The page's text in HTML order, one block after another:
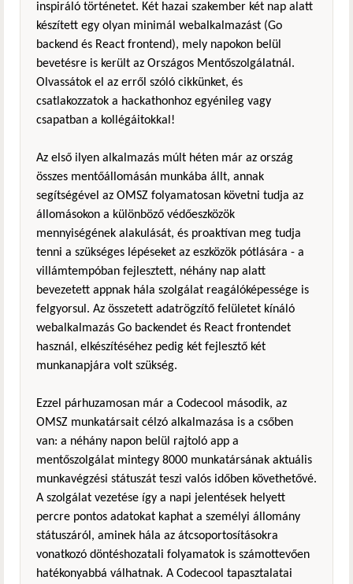
inspiráló történetet. Két hazai szakember két nap alatt
készített egy olyan minimál webalkalmazást (Go
backend és React frontend), mely napokon belül
bevetésre is került az Országos Mentőszolgálatnál.
Olvassátok el az erről szóló cikkünket, és
csatlakozzatok a hackathonhoz egyénileg vagy
csapatban a kollégáitokkal!
Az első ilyen alkalmazás múlt héten már az ország
összes mentőállomásán munkába állt, annak
segítségével az OMSZ folyamatosan követni tudja az
állomásokon a különböző védőeszközök
mennyiségének alakulását, és proaktívan meg tudja
tenni a szükséges lépéseket az eszközök pótlására - a
villámtempóban fejlesztett, néhány nap alatt
bevezetett appnak hála szolgálat reagálóképessége is
felgyorsul. Az összetett adatrögzítő felületet kínáló
webalkalmazás Go backendet és React frontendet
használ, elkészítéséhez pedig két fejlesztő két
munkanapjára volt szükség.
Ezzel párhuzamosan már a Codecool második, az
OMSZ munkatársait célzó alkalmazása is a csőben
van: a néhány napon belül rajtoló app a
mentőszolgálat mintegy 8000 munkatársának aktuális
munkavégzési státuszát teszi valós időben követhetővé.
A szolgálat vezetése így a napi jelentések helyett
percre pontos adatokat kaphat a személyi állomány
státuszáról, aminek hála az átcsoportosításokra
vonatkozó döntéshozatali folyamatok is számottevően
hatékonyabbá válhatnak. A Codecool tapasztalatai